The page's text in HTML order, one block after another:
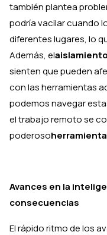
también plantea
podría vacilar cuando
diferentes lugares, lo
Además, elaislamiento
sienten que pueden
con las herramientas
podemos navegar
el trabajo remoto se
poderosoherramienta
Avances en la
consecuencias
El rápido ritmo de los